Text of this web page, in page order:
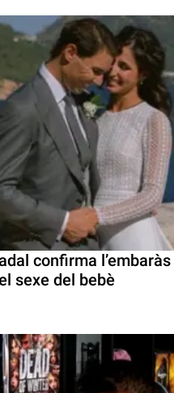
confirma
sexe del bebè